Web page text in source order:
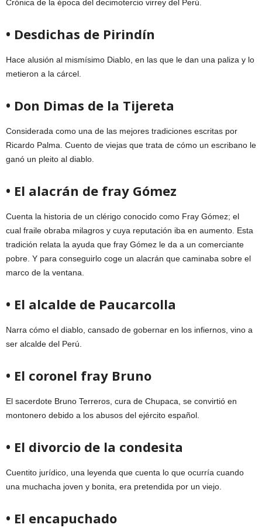
Crónica de la época del decimotercio virrey del Perú.
• Desdichas de Pirindín
Hace alusión al mismísimo Diablo, en las que le dan una paliza y lo
metieron a la cárcel.
• Don Dimas de la Tijereta
Considerada como una de las mejores tradiciones escritas por
Ricardo Palma. Cuento de viejas que trata de cómo un escribano le
ganó un pleito al diablo.
• El alacrán de fray Gómez
Cuenta la historia de un clérigo conocido como Fray Gómez; el
cual fraile obraba milagros y cuya reputación iba en aumento. Esta
tradición relata la ayuda que fray Gómez le da a un comerciante
pobre. Y para conseguirlo coge un alacrán que caminaba sobre el
marco de la ventana.
• El alcalde de Paucarcolla
Narra cómo el diablo, cansado de gobernar en los infiernos, vino a
ser alcalde del Perú.
• El coronel fray Bruno
El sacerdote Bruno Terreros, cura de Chupaca, se convirtió en
montonero debido a los abusos del ejército español.
• El divorcio de la condesita
Cuentito jurídico, una leyenda que cuenta lo que ocurría cuando
una muchacha joven y bonita, era pretendida por un viejo.
• El encapuchado